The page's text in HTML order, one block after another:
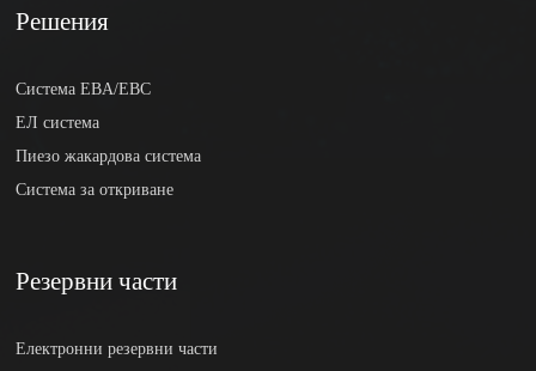
Решения
Система EBA/EBC
ЕЛ система
Пиезо жакардова система
Система за откриване
Резервни части
Електронни резервни части